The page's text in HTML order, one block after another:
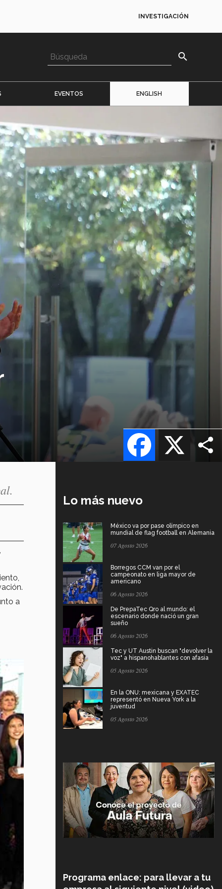
INVESTIGACIÓN
search
EVENTOS ENGLISH
X
Facebook
a
Lo más nuevo
México va por pase olímpico en
mundial de flag football en Alemania
07 Agosto 2026
Borregos CCM van por el
campeonato en liga mayor de
americano
06 Agosto 2026
De PrepaTec Qro al mundo: el
escenario donde nació un gran
sueño
06 Agosto 2026
Tec y UT Austin buscan "devolver la
voz" a hispanohablantes con afasia
05 Agosto 2026
En la ONU: mexicana y EXATEC
representó en Nueva York a la
juventud
05 Agosto 2026
Programa enlace: para llevar a tu